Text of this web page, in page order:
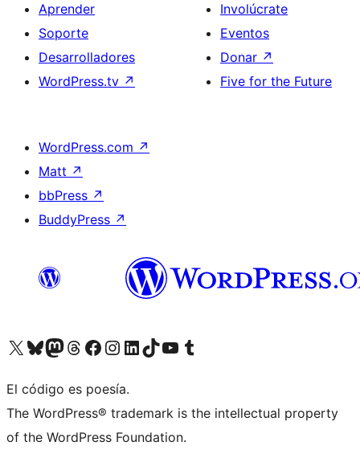
Aprender
Soporte
Desarrolladores
WordPress.tv ↗
Involúcrate
Eventos
Donar ↗
Five for the Future
WordPress.com ↗
Matt ↗
bbPress ↗
BuddyPress ↗
Visita nuestra cuenta de X (anteriormente Twitter)
Visita nuestra cuenta de Bluesky
Visita nuestra cuenta de Mastodon
Visita nuestra cuenta de Threads
Visita nuestra página de Facebook
Visita nuestra cuenta de Instagram
Visita nuestra cuenta de LinkedIn
Visita nuestra cuenta de TikTok
Visita nuestro canal de YouTube
Visita nuestra cuenta de Tumblr
El código es poesía.
The WordPress® trademark is the intellectual property
of the WordPress Foundation.